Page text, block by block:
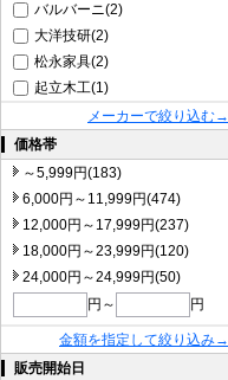
バルバーニ(2)
大洋技研(2)
松永家具(2)
起立木工(1)
メーカーで絞り込む→
価格帯
～5,999円(183)
6,000円～11,999円(474)
12,000円～17,999円(237)
18,000円～23,999円(120)
24,000円～24,999円(50)
円～
円
金額を指定して絞り込み→
販売開始日